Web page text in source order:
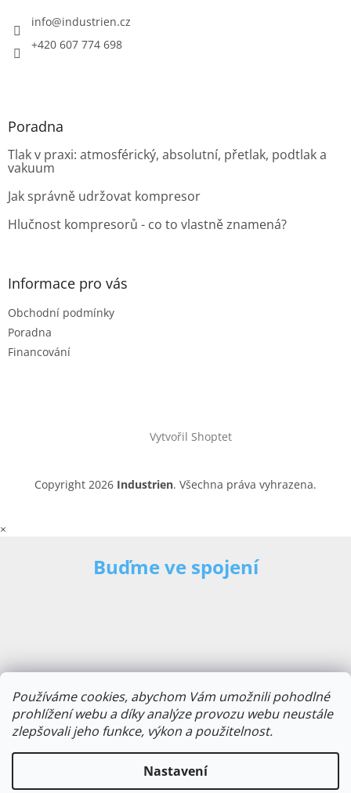
Používáme cookies, abychom Vám umožnili pohodlné
prohlížení webu a díky analýze provozu webu neustále
zlepšovali jeho funkce, výkon a použitelnost.
Nastavení
info@industrien.cz
+420 607 774 698
Poradna
Tlak v praxi: atmosférický, absolutní, přetlak, podtlak a
vakuum
Jak správně udržovat kompresor
Hlučnost kompresorů - co to vlastně znamená?
Informace pro vás
Obchodní podmínky
Poradna
Financování
Vytvořil Shoptet
Copyright 2026 Industrien. Všechna práva vyhrazena.
×
Buďme ve spojení
E-mailová adresa